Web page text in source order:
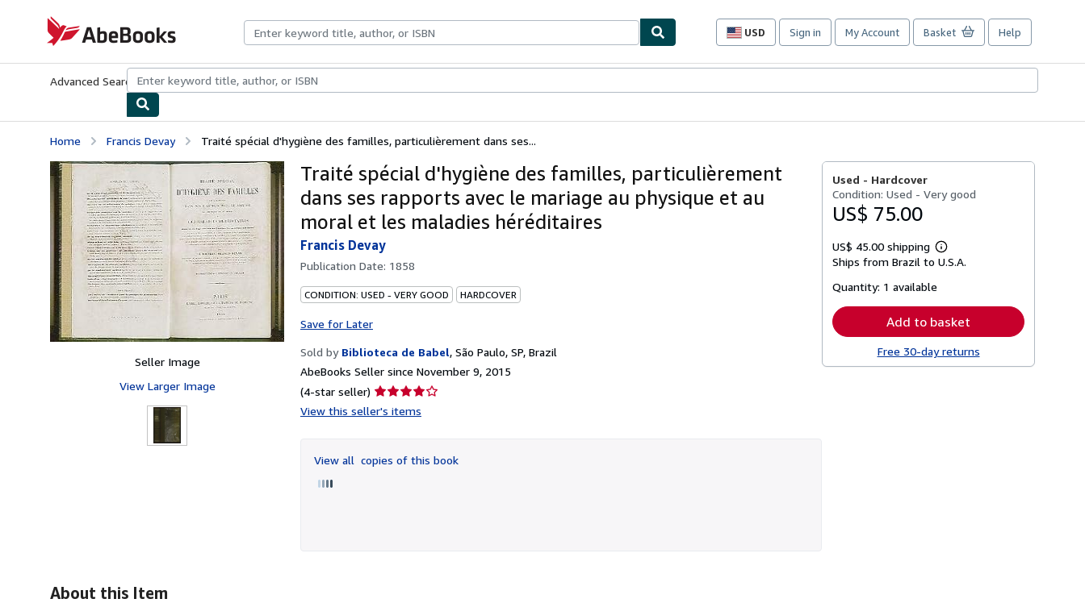
AbeBooks.com
USD
Site
preferences
Sign in My Account Basket Help
Advanced Search Browse CollectionsRare BooksArt & Collectibles
Home Francis Devay Traité spécial d'hygiène des familles, particulièrement dans ses...
Seller Image
View Larger Image
Traité spécial d'hygiène des familles, particulièrement
dans ses rapports avec le mariage au physique et au
moral et les maladies héréditaires
Francis Devay
Publication Date: 1858
CONDITION: USED - VERY GOOD HARDCOVER
Save for Later
Sold by Biblioteca de Babel, São Paulo, SP, Brazil
AbeBooks Seller since November 9, 2015
(4-star seller) Seller
rating
of
5
View this seller's items
View all copies of this book
Used - Hardcover
Condition: Used - Very good
US$ 75.00
US$ 45.00 shipping
Learn
more
Ships from Brazil to U.S.A.
Quantity: 1 available
Add to basket
Free 30-day returns
About this Item